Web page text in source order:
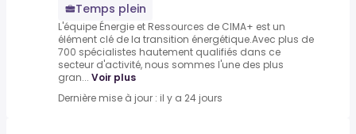
Temps plein
L'équipe Énergie et Ressources de CIMA+ est un
élément clé de la transition énergétique.Avec plus de
700 spécialistes hautement qualifiés dans ce
secteur d'activité, nous sommes l'une des plus
gran... Voir plus
Dernière mise à jour : il y a 24 jours